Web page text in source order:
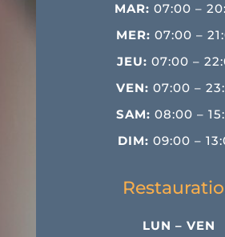
MAR: 07:00 –
MER:07:00 –
JEU:07:00 –
VEN: 07:00 –
SAM: 08:00 –
DIM:09:00 –
LUN – VEN